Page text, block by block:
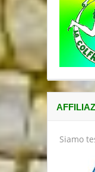
Siamo